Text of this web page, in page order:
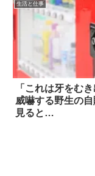
生活と仕事
「これは牙をむ
威嚇する野生の自
見ると…